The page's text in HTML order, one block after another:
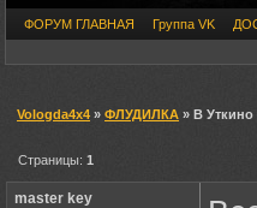
ФОРУМ ГЛАВНАЯ Группа VK
Vologda4x4 » ФЛУДИЛКА » В Уткино
Страницы:1
master key